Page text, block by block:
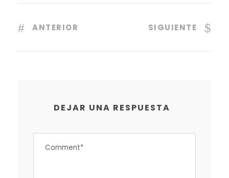
ANTERIOR SIGUIENTE
DEJAR UNA RESPUESTA